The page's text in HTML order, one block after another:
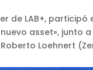
de LAB+, participó
asset», junto a
Loehnert